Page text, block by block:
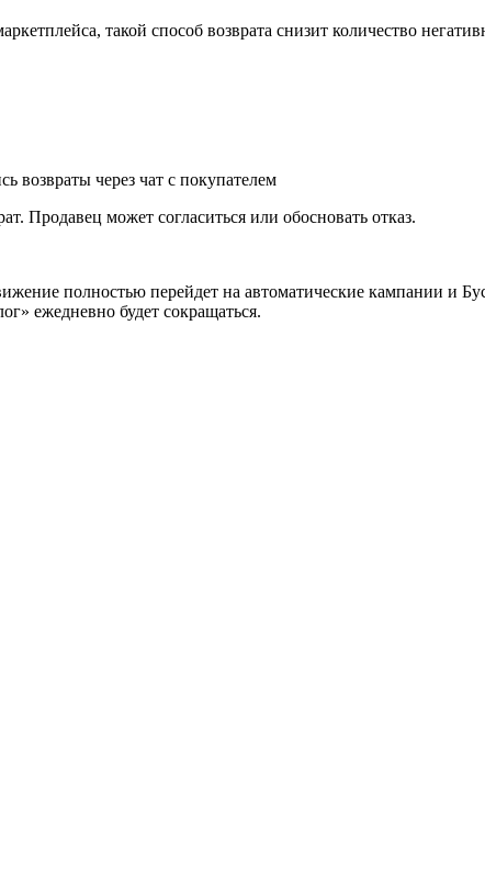
такой способ возврата снизит количество
Продавец может согласиться или обосновать отказ.
полностью перейдет на автоматические кампании и
ежедневно будет сокращаться.